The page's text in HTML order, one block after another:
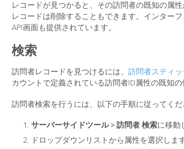
レコードが見つかると、その訪問者の既知の属
レコードは削除することもできます。インター
API画面も提供されています。
検索
訪問者レコードを見つけるには、 訪問者スティ
カウントで定義されている訪問者ID属性の既知の
訪問者検索を行うには、以下の手順に従ってくだ
サーバーサイドツール > 訪問者 検索に移動
ドロップダウンリストから属性を選択します